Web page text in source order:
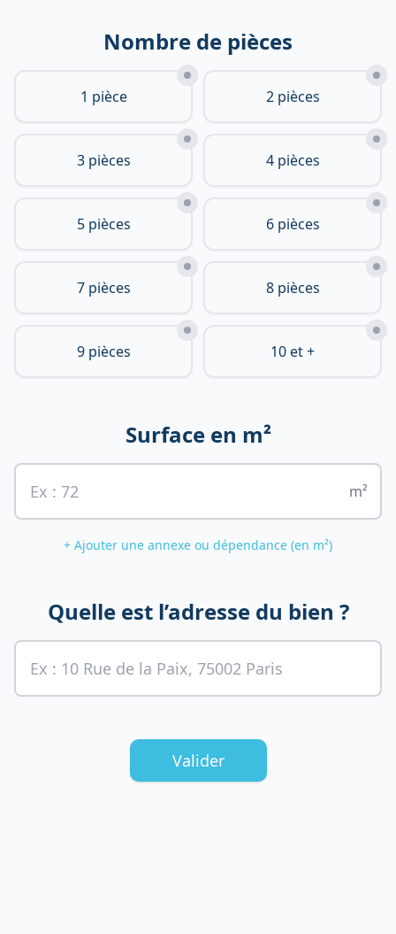
Nombre de pièces
1 pièce 2 pièces
3 pièces 4 pièces
5 pièces 6 pièces
7 pièces 8 pièces
9 pièces 10 et +
Surface en m²
m²
+ Ajouter une annexe ou dépendance (en m²)
Quelle est l’adresse du bien ?
Valider